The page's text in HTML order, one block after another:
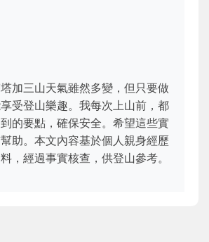
加三山天氣雖然多變，但只要做
受登山樂趣。我每次上山前，都
的要點，確保安全。希望這些實
助。本文內容基於個人親身經歷
，經過事實核查，供登山參考。